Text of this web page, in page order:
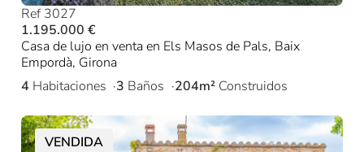
Ref 3027
1.195.000 €
Casa de lujo en venta en Els Masos de Pals, Baix
Empordà, Girona
4 Habitaciones 3 Baños 204m² Construidos
VENDIDA